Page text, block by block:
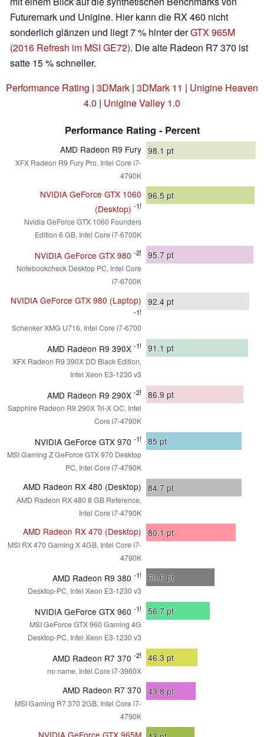
Futuremark und Unigine. Hier kann die RX 460 nicht
sonderlich glänzen und liegt 7 % hinter derGTX 965M
(2016 Refresh im MSI GE72). Die alte Radeon R7 370 ist
satte 15 % schneller.
Performance Rating | 3DMark | 3DMark 11 | Unigine Heaven
4.0 | Unigine Valley 1.0
Performance Rating - Percent
AMD Radeon R9 Fury
XFX Radeon R9 Fury Pro, Intel Core i7-
4790K
98.1 pt
NVIDIA GeForce GTX 1060
(Desktop) -1!
Nvidia GeForce GTX 1060 Founders
Edition 6 GB, Intel Core i7-6700K
96.5 pt
NVIDIA GeForce GTX 980 -2!
Notebookcheck Desktop PC, Intel Core
i7-6700K
95.7 pt
NVIDIA GeForce GTX 980 (Laptop)
-1!
Schenker XMG U716, Intel Core i7-6700
92.4 pt
AMD Radeon R9 390X -1!
XFX Radeon R9 390X DD Black Edition,
Intel Xeon E3-1230 v3
91.1 pt
AMD Radeon R9 290X -2!
Sapphire Radeon R9 290X Tri-X OC, Intel
Core i7-4790K
86.9 pt
NVIDIA GeForce GTX 970 -1!
MSI Gaming Z GeForce GTX 970 Desktop
PC, Intel Core i7-4790K
85 pt
AMD Radeon RX 480 (Desktop)
AMD Radeon RX 480 8 GB Reference,
Intel Core i7-4790K
84.7 pt
AMD Radeon RX 470 (Desktop)
MSI RX 470 Gaming X 4GB, Intel Core i7-
4790K
80.1 pt
AMD Radeon R9 380 -1!
Desktop-PC, Intel Xeon E3-1230 v3
60.6 pt
NVIDIA GeForce GTX 960 -1!
MSI GeForce GTX 960 Gaming 4G
Desktop-PC, Intel Xeon E3-1230 v3
56.7pt
AMD Radeon R7 370 -2!
no name, Intel Core i7-3960X
46.3pt
AMD Radeon R7 370
MSI Gaming R7 370 2GB, Intel Core i7-
4790K
43.8pt
NVIDIA GeForce GTX 965M